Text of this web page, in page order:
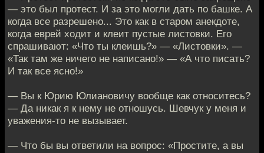
— это был протест. И за это могли дать по башке. А
когда все разрешено... Это как в старом анекдоте,
когда еврей ходит и клеит пустые листовки. Его
спрашивают: «Что ты клеишь?» — «Листовки». —
«Так там же ничего не написано!» — «А что писать?
И так все ясно!»
— Вы к Юрию Юлиановичу вообще как относитесь?
— Да никак я к нему не отношусь. Шевчук у меня и
уважения-то не вызывает.
— Что бы вы ответили на вопрос: «Простите, а вы